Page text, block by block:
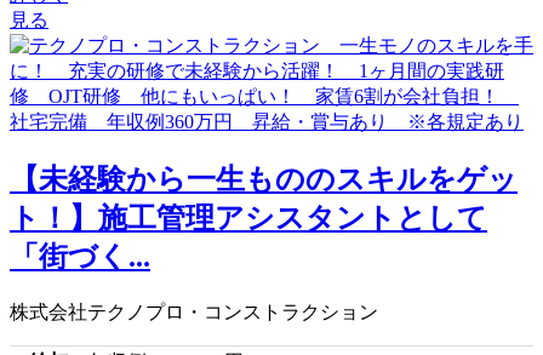
見る
【未経験から一生もののスキルをゲッ
ト！】施工管理アシスタントとして
「街づく...
株式会社テクノプロ・コンストラクション